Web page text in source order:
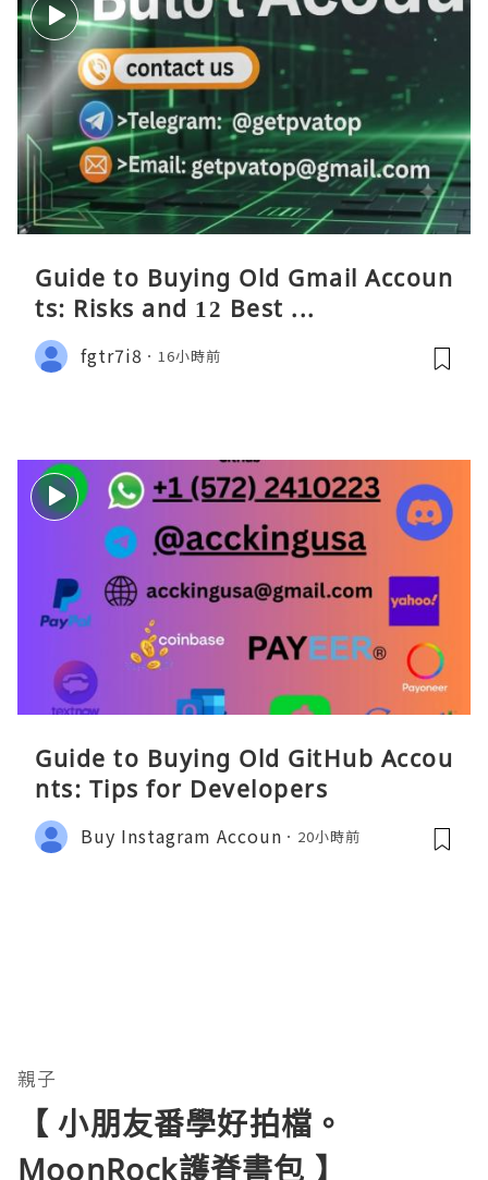
Guide to Buying Old Gmail Accoun
ts: Risks and 12 Best ...
fgtr7i8 16小時前
Guide to Buying Old GitHub Accou
nts: Tips for Developers
Buy Instagram Accoun 20小時前
親子
【 小朋友番學好拍檔。
MoonRock護脊書包 】